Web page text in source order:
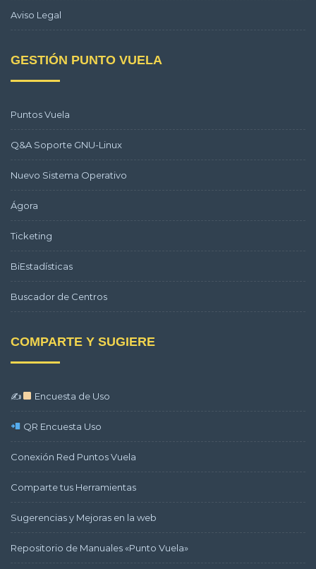
Aviso Legal
GESTIÓN PUNTO VUELA
Puntos Vuela
Q&A Soporte GNU-Linux
Nuevo Sistema Operativo
Ágora
Ticketing
BiEstadísticas
Buscador de Centros
COMPARTE Y SUGIERE
✍ Encuesta de Uso
QR Encuesta Uso
Conexión Red Puntos Vuela
Comparte tus Herramientas
Sugerencias y Mejoras en la web
Repositorio de Manuales «Punto Vuela»